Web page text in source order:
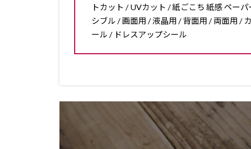
トカット / UVカット / 紙ごこち 紙感 ペー
シブル / 画面用 / 液晶用 / 背面用 / 両面用 /
ール / ドレスアップシール